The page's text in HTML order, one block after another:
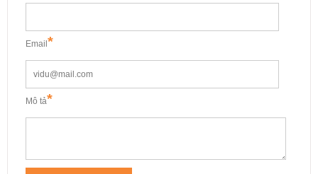
Email*
Mô tả*